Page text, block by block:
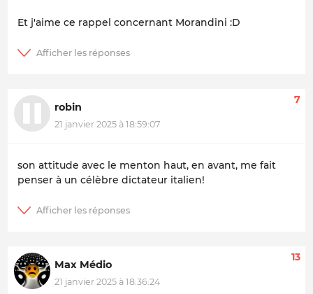
Et j'aime ce rappel concernant Morandini :D
robin
21 janvier 2025 à 18:59:07
7
son attitude avec le menton haut, en avant, me fait
penser à un célèbre dictateur italien!
Max Médio
21 janvier 2025 à 18:36:24
13